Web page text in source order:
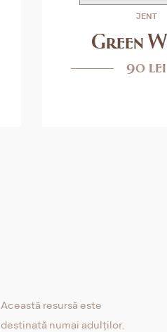
JENT
Green
90 lei
Această resursă este
destinată numai adulților.